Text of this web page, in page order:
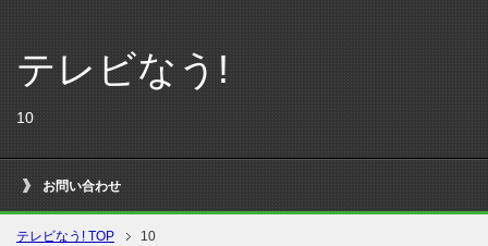
テレビなう!
10
お問い合わせ
テレビなう! TOP 10